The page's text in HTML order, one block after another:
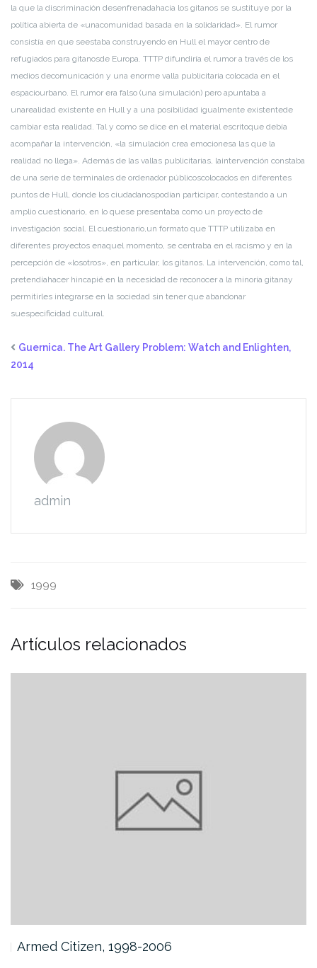
la que la discriminación desenfrenadahacia los gitanos se sustituye por la
política abierta de «unacomunidad basada en la solidaridad». El rumor
consistía en que seestaba construyendo en Hull el mayor centro de
refugiados para gitanosde Europa. TTTP difundiría el rumor a través de los
medios decomunicación y una enorme valla publicitaria colocada en el
espaciourbano. El rumor era falso (una simulación) pero apuntaba a
unarealidad existente en Hull y a una posibilidad igualmente existentede
cambiar esta realidad. Tal y como se dice en el material escritoque debía
acompañar la intervención, «la simulación crea emocionesa las que la
realidad no llega». Además de las vallas publicitarias, laintervención constaba
de una serie de terminales de ordenador públicoscolocados en diferentes
puntos de Hull, donde los ciudadanospodían participar, contestando a un
amplio cuestionario, en lo quese presentaba como un proyecto de
investigación social. El cuestionario, un formato que TTTP utilizaba en
diferentes proyectos enaquel momento, se centraba en el racismo y en la
percepción de «losotros», en particular, los gitanos. La intervención, como tal,
pretendíahacer hincapié en la necesidad de reconocer a la minoría gitanay
permitirles integrarse en la sociedad sin tener que abandonar
suespecificidad cultural.
Guernica. The Art Gallery Problem: Watch and Enlighten,
2014
admin
1999
Artículos relacionados
Armed Citizen, 1998-2006